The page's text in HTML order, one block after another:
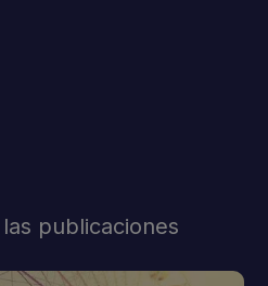
publicaciones